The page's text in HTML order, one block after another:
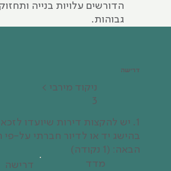
הדורשים עלויות בנייה
גבוהות.
דרישה
ניקוד‭ ‬מירבי >
3
1. יש להקצות דירות שיועדו
בהישג יד או לדיור חברתי על-
הבאה: (1 נקודה)
דרישה
מדד